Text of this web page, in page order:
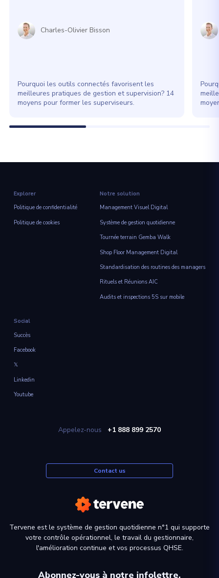
Charles-Olivier Bisson
Pourquoi les outils connectés favorisent les
meilleures pratiques de gestion et supervision? 14
moyens pour former les superviseurs.
Tervene est le système de gestion quotidienne n°1 qui supporte
votre contrôle opérationnel, le travail du gestionnaire,
l'amélioration continue et vos processus QHSE.
Abonnez-vous à notre infolettre,
Explorer
Politique de confidentialité
Politique de cookies
Notre solution
Management Visuel Digital
Système de gestion quotidienne
Tournée terrain Gemba Walk
Shop Floor Management Digital
Standardisation des routines des managers
Rituels et Réunions AIC
Audits et inspections 5S sur mobile
Social
Succès
Facebook
𝕏
Linkedin
Youtube
Appelez-nous +1 888 899 2570
Contact us